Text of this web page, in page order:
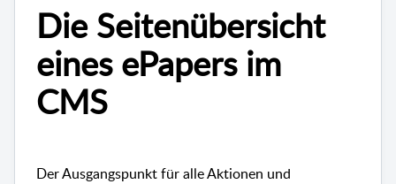
Die Seitenübersicht
eines ePapers im
CMS
Der Ausgangspunkt für alle Aktionen und